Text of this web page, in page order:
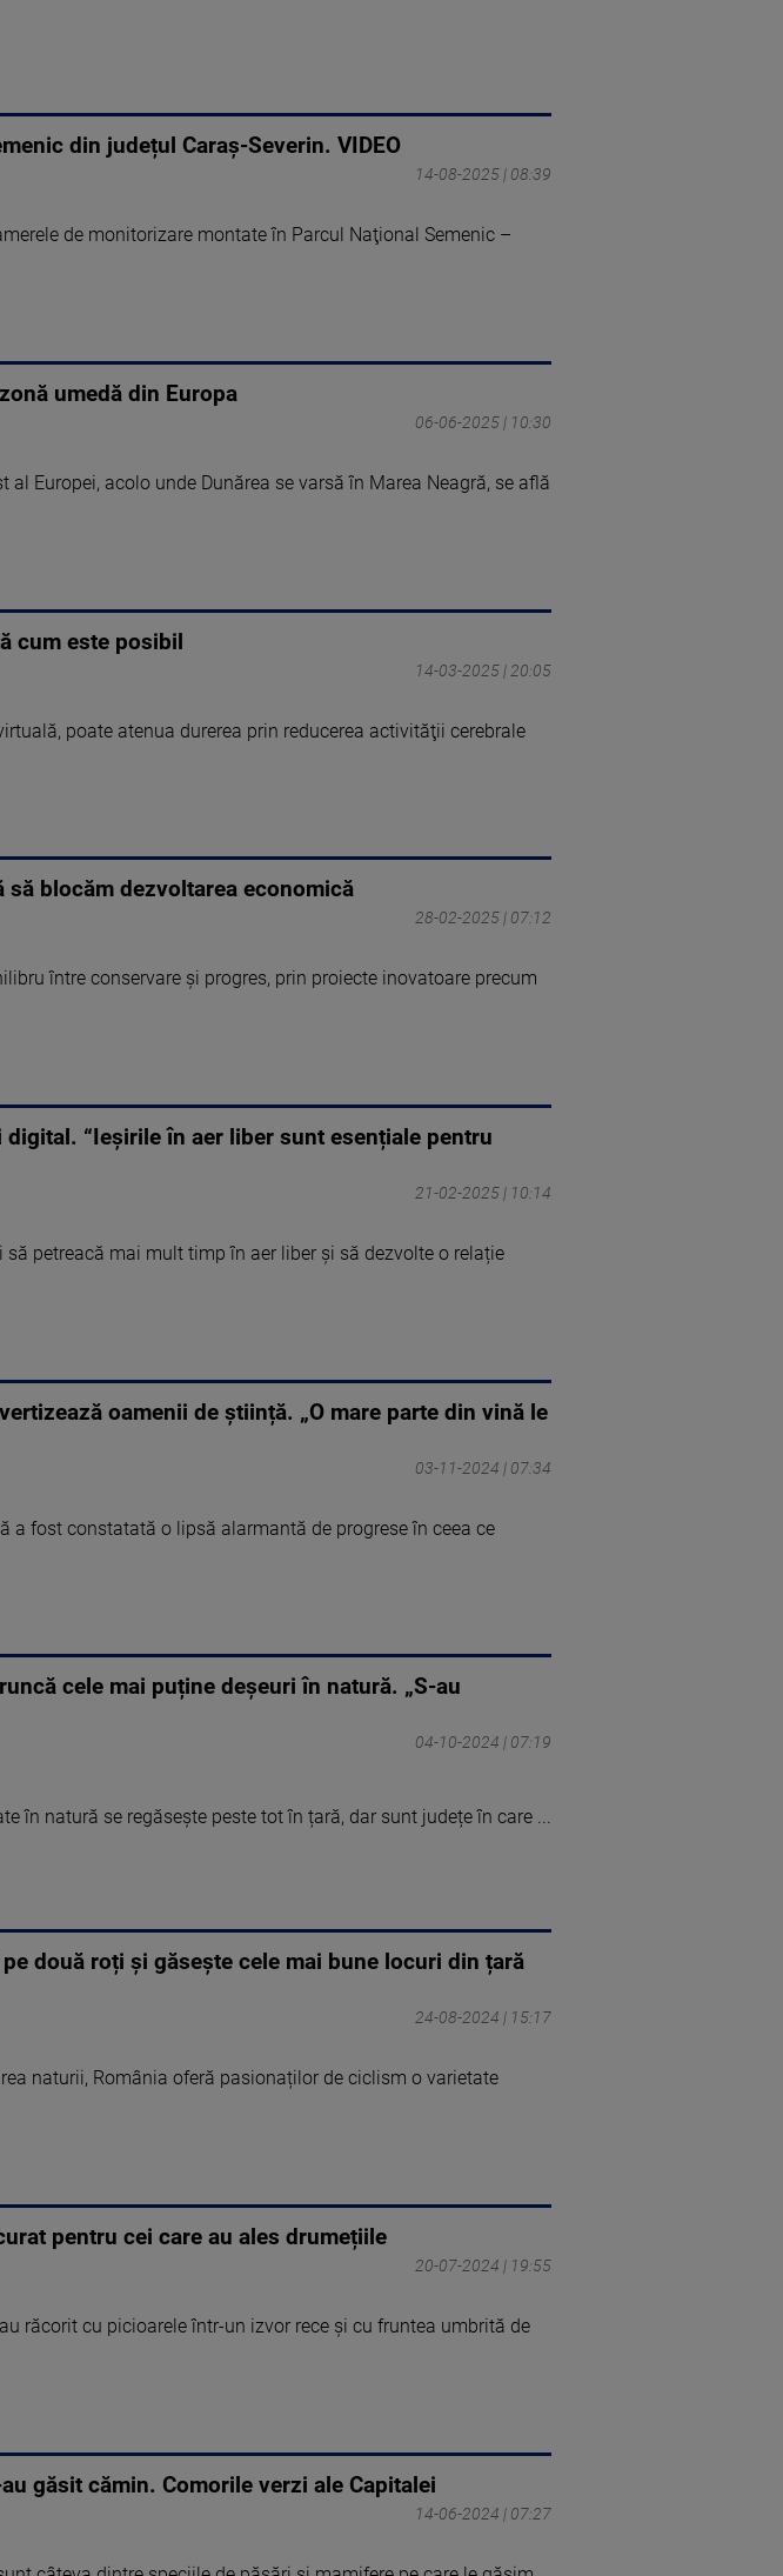
din județul Caraș-Severin. VIDEO
14-08-2025 | 08:39
de monitorizare montate în Parcul Naţional Semenic –
umedă din Europa
06-06-2025 | 10:30
al Europei, acolo unde Dunărea se varsă în Marea Neagră, se află
cum este posibil
14-03-2025 | 20:05
poate atenua durerea prin reducerea activităţii cerebrale
să blocăm dezvoltarea economică
28-02-2025 | 07:12
între conservare și progres, prin proiecte inovatoare precum
“Ieșirile în aer liber sunt esențiale pentru
21-02-2025 | 10:14
petreacă mai mult timp în aer liber și să dezvolte o relație
oamenii de știință. „O mare parte din vină le
03-11-2024 | 07:34
a fost constatată o lipsă alarmantă de progrese în ceea ce
cele mai puține deșeuri în natură. „S-au
04-10-2024 | 07:19
în natură se regăsește peste tot în țară, dar sunt județe în care ...
două roți și găsește cele mai bune locuri din țară
24-08-2024 | 15:17
naturii, România oferă pasionaților de ciclism o varietate
pentru cei care au ales drumețiile
20-07-2024 | 19:55
răcorit cu picioarele într-un izvor rece și cu fruntea umbrită de
găsit cămin. Comorile verzi ale Capitalei
14-06-2024 | 07:27